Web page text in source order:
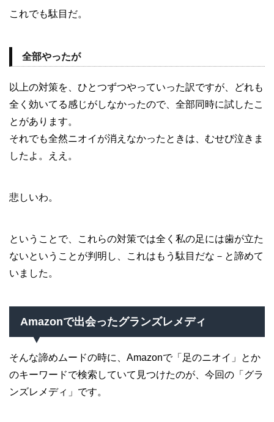
これでも駄目だ。
全部やったが
以上の対策を、ひとつずつやっていった訳ですが、どれも
全く効いてる感じがしなかったので、全部同時に試したこ
とがあります。
それでも全然ニオイが消えなかったときは、むせび泣きま
したよ。ええ。
悲しいわ。
ということで、これらの対策では全く私の足には歯が立た
ないということが判明し、これはもう駄目だな－と諦めて
いました。
Amazonで出会ったグランズレメディ
そんな諦めムードの時に、Amazonで「足のニオイ」とか
のキーワードで検索していて見つけたのが、今回の「グラ
ンズレメディ」です。